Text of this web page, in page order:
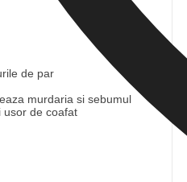
de par
murdaria si sebumul
usor de coafat